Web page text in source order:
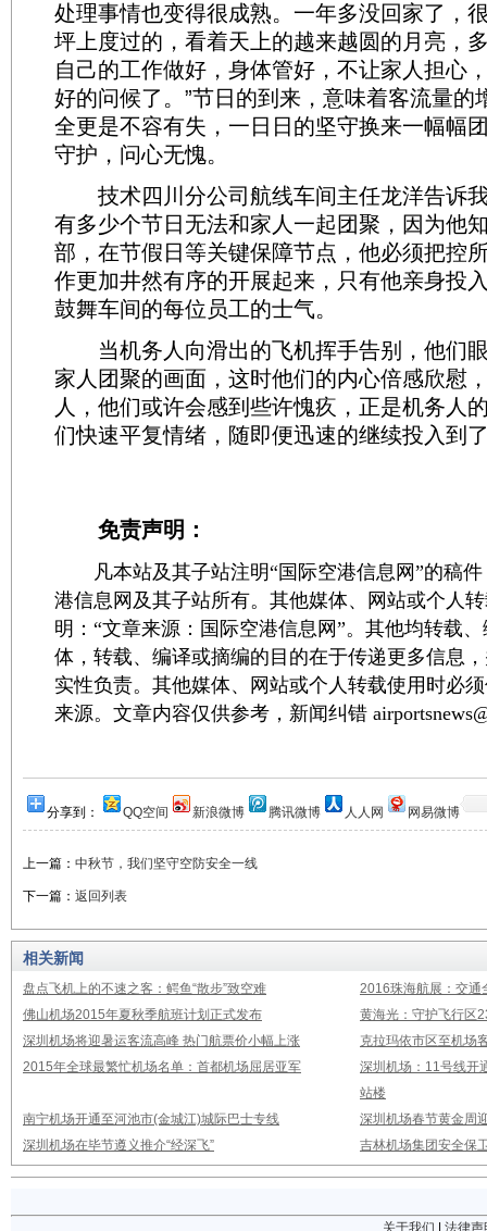
处理事情也变得很成熟。一年多没回家了，
坪上度过的，看着天上的越来越圆的月亮，
自己的工作做好，身体管好，不让家人担心
好的问候了。”节日的到来，意味着客流量的
全更是不容有失，一日日的坚守换来一幅幅
守护，问心无愧。
技术四川分公司航线车间主任龙洋告诉
有多少个节日无法和家人一起团聚，因为他
部，在节假日等关键保障节点，他必须把控
作更加井然有序的开展起来，只有他亲身投
鼓舞车间的每位员工的士气。
当机务人向滑出的飞机挥手告别，他们
家人团聚的画面，这时他们的内心倍感欣慰
人，他们或许会感到些许愧疚，正是机务人
们快速平复情绪，随即便迅速的继续投入到
免责声明：
凡本站及其子站注明“国际空港信息网”的稿件
港信息网及其子站所有。其他媒体、网站或个人
明：“文章来源：国际空港信息网”。其他均转载
体，转载、编译或摘编的目的在于传递更多信息
实性负责。其他媒体、网站或个人转载使用时必
来源。文章内容仅供参考，新闻纠错
分享到： QQ空间 新浪微博 腾讯微博 人人网 网易微博
上一篇： 中秋节，我们坚守空防安全一线
下一篇： 返回列表
相关新闻
盘点飞机上的不速之客：鳄鱼“散步”致空难
2016珠海航展：交通
佛山机场2015年夏秋季航班计划正式发布
黄海光：守护飞行区
深圳机场将迎暑运客流高峰 热门航票价小幅上涨
克拉玛依市区至机场
2015年全球最繁忙机场名单：首都机场屈居亚军
深圳机场：11号线开
站楼
南宁机场开通至河池市(金城江)城际巴士专线
深圳机场春节黄金周
深圳机场在毕节遵义推介“经深飞”
吉林机场集团安全保
关于我们 法律声